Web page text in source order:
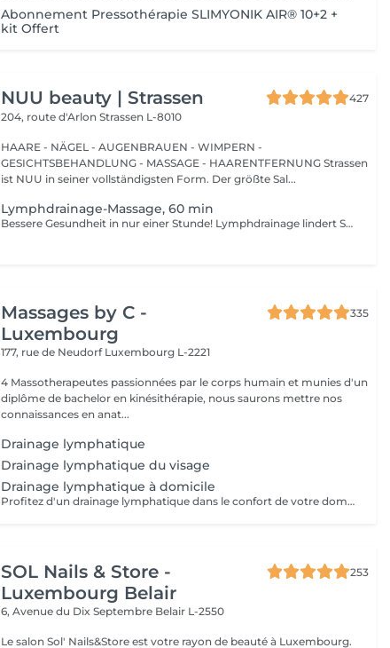
Abonnement Pressothérapie SLIMYONIK AIR® 10+2 +
kit Offert
NUU beauty | Strassen
427
204, route d'ArlonStrassen L-8010
HAARE - NÄGEL - AUGENBRAUEN - WIMPERN -
GESICHTSBEHANDLUNG - MASSAGE - HAARENTFERNUNG Strassen
ist NUU in seiner vollständigsten Form. Der größte Sal...
Lymphdrainage-Massage, 60 min
Bessere Gesundheit in nur einer Stunde! Lymphdrainage lindert Schwellungen, die auftreten, wenn medizinische Behandlungen oder Krankheiten Ihr Lymphsystem blockieren. Die Lymphdrainage-Massage beinhaltet das sanfte Manipulieren bestimmter Bereiche Ihres Körpers, um die Lymphbewegung zu einem Bereich mit funktionierenden Lymphgefäßen zu fördern. Vorteile einer Lymphdrainage-Massage: - verbessert das Immunsystem des Körpers - hilft bei Schwellungen nach Verletzungen - löst Spannungen im Körper Wie wird eine Lymphdrainage-Massage durchgeführt? - Kopf und Nacken werden massiert - Schultern und Rücken werden massiert - Hände und Arme werden massiert - Füße und Beine werden massiert - Bauch wird massiert Altersbeschränkungen: es gibt keine Altersbeschränkungen für dieses Verfahren. Empfehlungen nach dem Verfahren: treiben Sie 2-3 Stunden nach dem Eingriff keinen Sport und machen Sie keine scharfen Bewegungen. Häufigkeit: 1-2 Mal pro Woche, insgesamt 10 Mal. Wiederholen Sie dies alle 3-6 Monate.
Massages by C -
Luxembourg
335
177, rue de Neudorf Luxembourg L-2221
4 Massotherapeutes passionnées par le corps humain et munies d'un
diplôme de bachelor en kinésithérapie, nous saurons mettre nos
connaissances en anat...
Drainage lymphatique
Drainage lymphatique du visage
Drainage lymphatique à domicile
Profitez d'un drainage lymphatique dans le confort de votre domicile Corps et/ou visage Secteur luxembourg ville ou proche (15min environ du salon à Neudorf) Adaptable pour les femmes enceintes Prévoir 30min de déplacement, ainsi si vous prenez rendez-vous pour 12h, comptez sur un début du massage pour 12h30. Ce temps de trajet n'est pas facturé mais il est à prendre en compte dans le planning
SOL Nails & Store -
Luxembourg Belair
253
6, Avenue du Dix Septembre Belair L-2550
Le salon Sol' Nails&Store est votre rayon de beauté à Luxembourg.